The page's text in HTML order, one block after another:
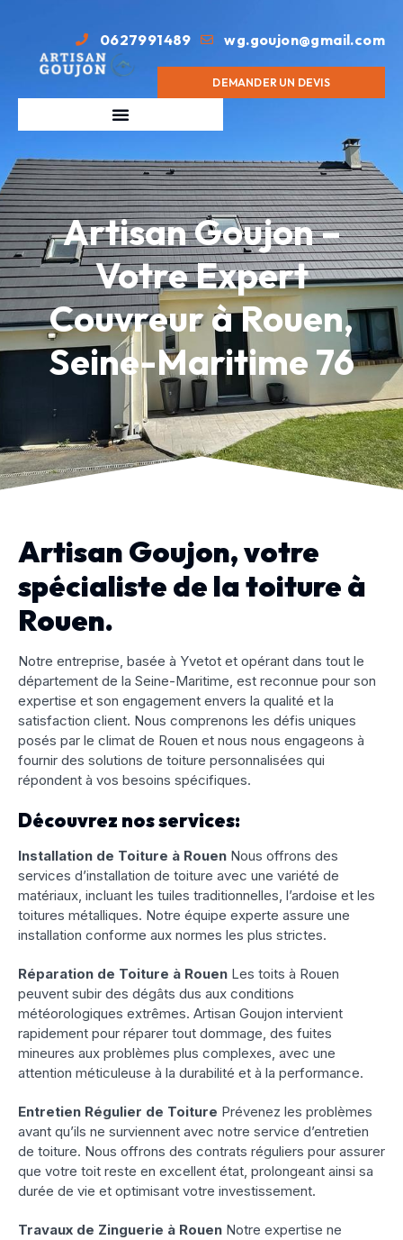
0627991489 wg.goujon@gmail.com
DEMANDER UN DEVIS
Artisan Goujon –
Votre Expert
Couvreur à Rouen,
Seine-Maritime 76
Artisan Goujon, votre
spécialiste de la toiture à
Rouen.
Notre entreprise, basée à Yvetot et opérant dans tout le
département de la Seine-Maritime, est reconnue pour son
expertise et son engagement envers la qualité et la
satisfaction client. Nous comprenons les défis uniques
posés par le climat de Rouen et nous nous engageons à
fournir des solutions de toiture personnalisées qui
répondent à vos besoins spécifiques.
Découvrez nos services:
Installation de Toiture à Rouen Nous offrons des
services d’installation de toiture avec une variété de
matériaux, incluant les tuiles traditionnelles, l’ardoise et les
toitures métalliques. Notre équipe experte assure une
installation conforme aux normes les plus strictes.
Réparation de Toiture à Rouen Les toits à Rouen
peuvent subir des dégâts dus aux conditions
météorologiques extrêmes. Artisan Goujon intervient
rapidement pour réparer tout dommage, des fuites
mineures aux problèmes plus complexes, avec une
attention méticuleuse à la durabilité et à la performance.
Entretien Régulier de Toiture Prévenez les problèmes
avant qu’ils ne surviennent avec notre service d’entretien
de toiture. Nous offrons des contrats réguliers pour assurer
que votre toit reste en excellent état, prolongeant ainsi sa
durée de vie et optimisant votre investissement.
Travaux de Zinguerie à Rouen Notre expertise ne